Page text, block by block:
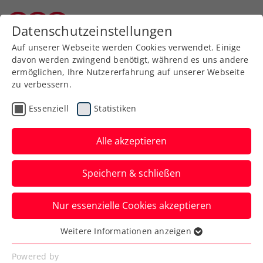
Zurück zur Newsübersicht
Turniere
Red Bull BassLine:
Titelverteidiger Zverev
führt Line-up an
Deutschlands Nummer eins tritt erneut
beim Tiebreak-Turnier im Vorfeld der
Erste Bank Open in Wien an.
Verfasst von: Presseaussendung / Redaktion, 07.10.2024
Datenschutzeinstellungen
Auf unserer Webseite werden Cookies verwendet. Einige
davon werden zwingend benötigt, während es uns andere
ermöglichen, Ihre Nutzererfahrung auf unserer Webseite
zu verbessern.
Essenziell Statistiken
Alle akzeptieren
Speichern & schließen
Nur essenzielle Cookies akzeptieren
Essenziell
Essenzielle Cookies werden für grundlegende
Weitere Informationen anzeigen
Powered by